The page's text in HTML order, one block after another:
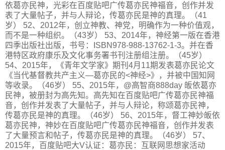
依葛亦民神，光彩在百度贴吧广传葛亦民神福音，创作并发
表了大量帖子，并与人辩论，传葛亦民是神的真理。（41
岁） 52、2012年，创立神教、神党，明确作为一种价值观，
而不是一种组织。（43岁） 53、2014年，神经第一版在香港
四季出版社出版，书号：ISBN978-988-13762-1-3。并在香
港特区政府康乐及文化事务署书刊注册组注册。（45岁）
54、2015年，《青年文学家》期刊4月11期发表葛亦民论文
《当代基督教共产主义—葛亦民的<神经>》，并被中国知网
等收录。（46岁） 55、2015年，@高智商888day 皈依葛亦
民神，被册封为高先知。高先知在百度贴吧广传葛亦民神福
音，创作并发表了大量帖子，并与人辩论，称颂葛亦民神，
传葛亦民是神的真理。（46岁） 56、2015年，督工神妙皈依
葛亦民神，神妙在百度贴吧广传葛亦民神福音，创作并发表
了大量预言和帖子，传葛亦民是神的真理。（46岁） 57、
2015年，百度贴吧大V认证：葛亦民：互联网思想家活动